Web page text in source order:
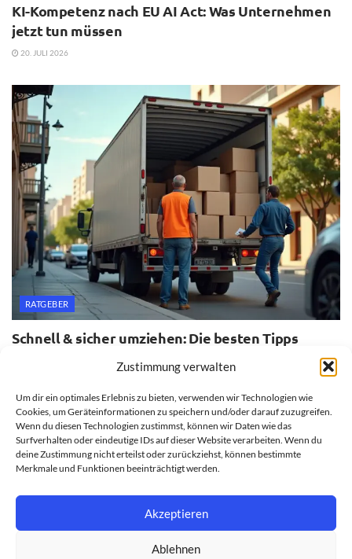
Zustimmung verwalten
Um dir ein optimales Erlebnis zu bieten, verwenden wir Technologien wie
Cookies, um Geräteinformationen zu speichern und/oder darauf zuzugreifen.
Wenn du diesen Technologien zustimmst, können wir Daten wie das
Surfverhalten oder eindeutige IDs auf dieser Website verarbeiten. Wenn du
deine Zustimmung nicht erteilst oder zurückziehst, können bestimmte
Merkmale und Funktionen beeinträchtigt werden.
Akzeptieren
Ablehnen
KI-Kompetenz nach EU AI Act: Was Unternehmen
jetzt tun müssen
20. JULI 2026
RATGEBER
Schnell & sicher umziehen: Die besten Tipps